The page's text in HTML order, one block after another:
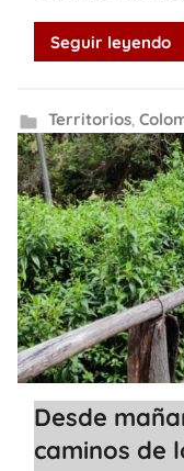
Seguir leyendo
Territorios,
Desde
caminos de